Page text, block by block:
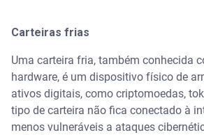
Carteiras frias
Uma carteira fria, também conhecida
hardware, é um dispositivo físico de
ativos digitais, como criptomoedas,
tipo de carteira não fica conectado à
menos vulneráveis a ataques